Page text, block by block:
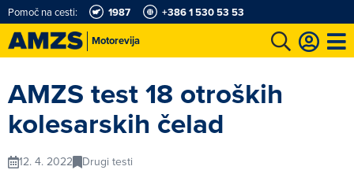
Motorevija
Pomoč na cesti: 1987 +386 1 530 53 53
AMZS test 18 otroških
kolesarskih čelad
12. 4. 2022 Drugi testi